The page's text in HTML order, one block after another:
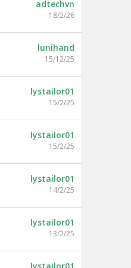
adtechvn
18/2/26
lunihand
15/12/25
lystailor01
15/2/25
lystailor01
15/2/25
lystailor01
14/2/25
lystailor01
13/2/25